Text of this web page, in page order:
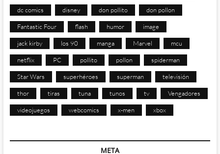
dc comics disney don pollito don pollon
Fantastic Four flash humor image
jack kirby los 90 manga Marvel mcu
netflix PC pollito pollon spiderman
Star Wars superhéroes superman televisión
thor tiras tuna tunos tv Vengadores
videojuegos webcomics x-men xbox
META